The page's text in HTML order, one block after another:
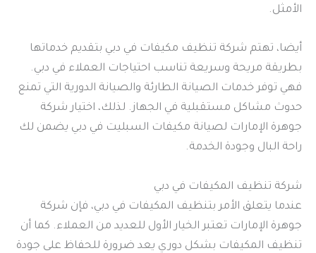
الأمثل.
أيضا، تهتم شركة تنظيف مكيفات في دبي بتقديم خدماتها
بطريقة مريحة وسريعة تناسب احتياجات العملاء في دبي.
فهي توفر خدمات الصيانة الطارئة والصيانة الدورية التي تمنع
حدوث مشاكل مستقبلية في الجهاز. لذلك، اختيار شركة
جوهرة الإمارات لصيانة مكيفات السبليت في دبي يضمن لك
راحة البال وجودة الخدمة.
شركة تنظيف المكيفات في دبي
عندما يتعلق الأمر بتنظيف المكيفات في دبي، فإن شركة
جوهرة الإمارات تعتبر الخيار الأول للعديد من العملاء. كما أن
تنظيف المكيفات بشكل دوري يعد ضرورة للحفاظ على جودة